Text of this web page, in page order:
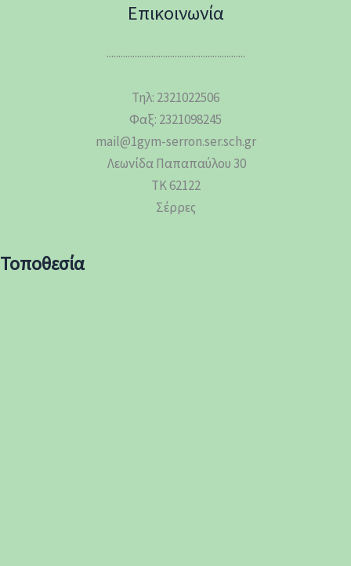
Επικοινωνία
...........................................................
Τηλ: 2321022506
Φαξ: 2321098245
mail@1gym-serron.ser.sch.gr
Λεωνίδα Παπαπαύλου 30
ΤΚ 62122
Σέρρες
Τοποθεσία